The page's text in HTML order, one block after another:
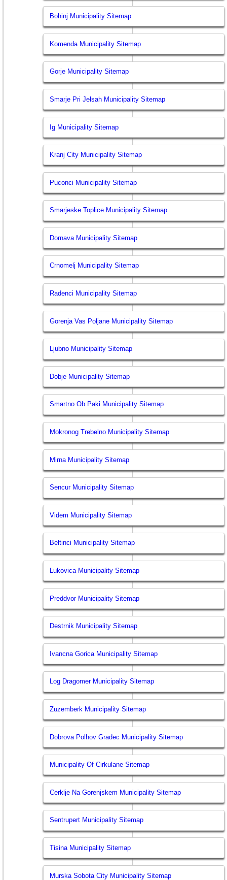
Bohinj Municipality Sitemap
Komenda Municipality Sitemap
Gorje Municipality Sitemap
Smarje Pri Jelsah Municipality Sitemap
Ig Municipality Sitemap
Kranj City Municipality Sitemap
Puconci Municipality Sitemap
Smarjeske Toplice Municipality Sitemap
Dornava Municipality Sitemap
Crnomelj Municipality Sitemap
Radenci Municipality Sitemap
Gorenja Vas Poljane Municipality Sitemap
Ljubno Municipality Sitemap
Dobje Municipality Sitemap
Smartno Ob Paki Municipality Sitemap
Mokronog Trebelno Municipality Sitemap
Mirna Municipality Sitemap
Sencur Municipality Sitemap
Videm Municipality Sitemap
Beltinci Municipality Sitemap
Lukovica Municipality Sitemap
Preddvor Municipality Sitemap
Destrnik Municipality Sitemap
Ivancna Gorica Municipality Sitemap
Log Dragomer Municipality Sitemap
Zuzemberk Municipality Sitemap
Dobrova Polhov Gradec Municipality Sitemap
Municipality Of Cirkulane Sitemap
Cerklje Na Gorenjskem Municipality Sitemap
Sentrupert Municipality Sitemap
Tisina Municipality Sitemap
Murska Sobota City Municipality Sitemap